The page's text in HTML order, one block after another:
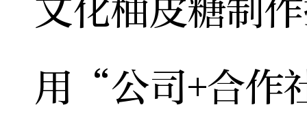
文化柚皮糖制
用“公司+合作